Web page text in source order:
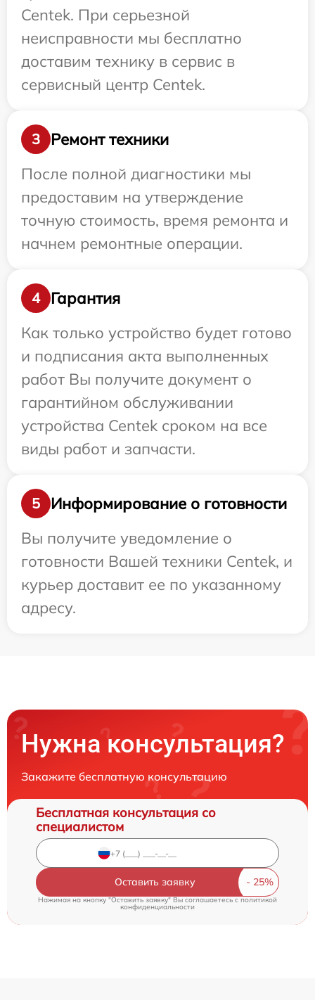
Centek. При серьезной
неисправности мы бесплатно
доставим технику в сервис в
сервисный центр Centek.
3
Ремонт техники
После полной диагностики мы
предоставим на утверждение
точную стоимость, время ремонта и
начнем ремонтные операции.
4
Гарантия
Как только устройство будет готово
и подписания акта выполненных
работ Вы получите документ о
гарантийном обслуживании
устройства Centek сроком на все
виды работ и запчасти.
5
Информирование о готовности
Вы получите уведомление о
готовности Вашей техники Centek, и
курьер доставит ее по указанному
адресу.
Нужна консультация?
Закажите бесплатную консультацию
Бесплатная консультация со
специалистом
Оставить заявку
Нажимая на кнопку "Оставить заявку" Вы соглашаетесь c политикой
конфиденциальности